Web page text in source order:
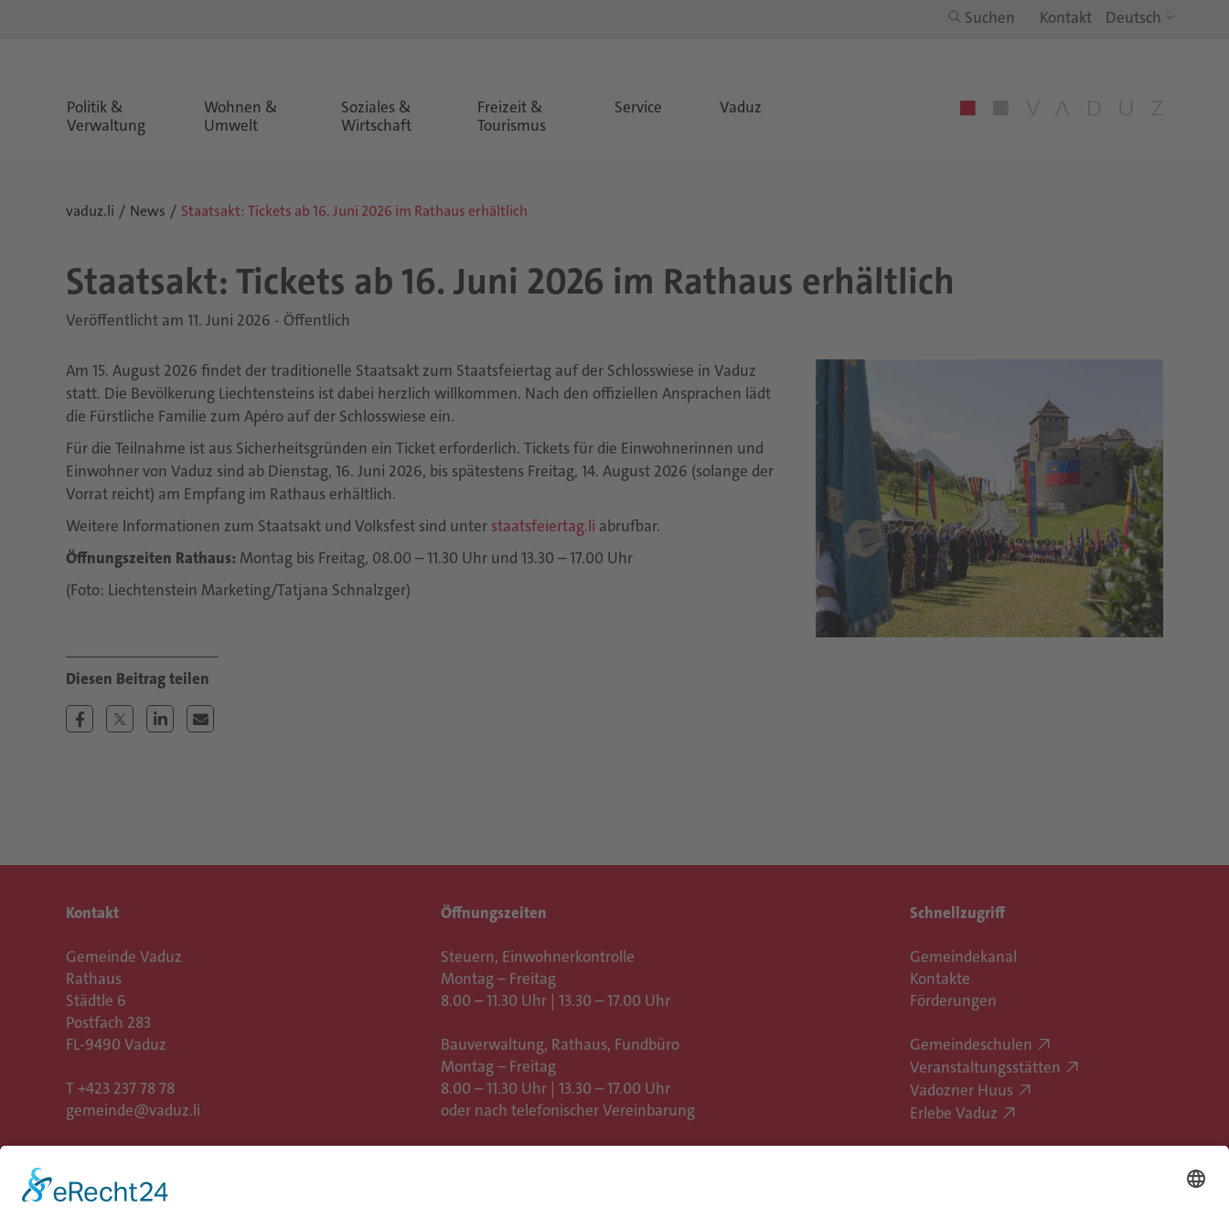
Suchen Kontakt
Politik &
Verwaltung
Wohnen &
Umwelt
Soziales &
Wirtschaft
Freizeit &
Tourismus
Service Vaduz
vaduz.li News Staatsakt: Tickets ab 16. Juni 2026 im Rathaus erhältlich
Staats­akt: Ti­ckets ab 16. Juni 2026 im Rat­haus er­hält­lich
Veröffentlicht am 11. Juni 2026 - Öffentlich
Am 15. August 2026 findet der traditionelle Staatsakt zum Staatsfeiertag auf der Schlosswiese in Vaduz
statt. Die Bevölkerung Liechtensteins ist dabei herzlich willkommen. Nach den offiziellen Ansprachen lädt
die Fürstliche Familie zum Apéro auf der Schlosswiese ein.
Für die Teilnahme ist aus Sicherheitsgründen ein Ticket erforderlich. Tickets für die Einwohnerinnen und
Einwohner von Vaduz sind ab Dienstag, 16. Juni 2026, bis spätestens Freitag, 14. August 2026 (solange der
Vorrat reicht) am Empfang im Rathaus erhältlich.
Weitere Informationen zum Staatsakt und Volksfest sind unter staatsfeiertag.li abrufbar.
Öffnungszeiten Rathaus: Montag bis Freitag, 08.00 – 11.30 Uhr und 13.30 – 17.00 Uhr
(Foto: Liechtenstein Marketing/Tatjana Schnalzger)
Kontakt
Gemeinde Vaduz
Rathaus
Städtle 6
Postfach 283
FL-9490 Vaduz
T +423 237 78 78
gemeinde@vaduz.li
Öffnungszeiten
Steuern, Einwohnerkontrolle
Montag – Freitag
8.00 – 11.30 Uhr | 13.30 – 17.00 Uhr
Bauverwaltung, Rathaus, Fundbüro
Montag – Freitag
8.00 – 11.30 Uhr | 13.30 – 17.00 Uhr
oder nach telefonischer Vereinbarung
Schnellzugriff
Gemeindekanal
Kontakte
Förderungen
Gemeindeschulen
Veranstaltungsstätten
Vadozner Huus
Erlebe Vaduz